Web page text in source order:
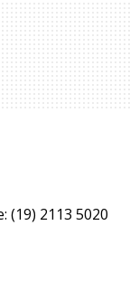
(19) 2113 5020